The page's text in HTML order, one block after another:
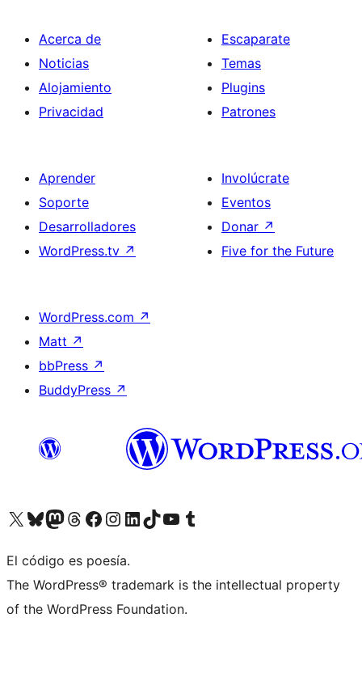
Acerca de
Noticias
Alojamiento
Privacidad
Escaparate
Temas
Plugins
Patrones
Aprender
Soporte
Desarrolladores
WordPress.tv ↗
Involúcrate
Eventos
Donar ↗
Five for the Future
WordPress.com ↗
Matt ↗
bbPress ↗
BuddyPress ↗
Visita nuestra cuenta de X (anteriormente Twitter)
Visita nuestra cuenta de Bluesky
Visita nuestra cuenta de Mastodon
Visita nuestra cuenta de Threads
Visita nuestra página de Facebook
Visita nuestra cuenta de Instagram
Visita nuestra cuenta de LinkedIn
Visita nuestra cuenta de TikTok
Visita nuestro canal de YouTube
Visita nuestra cuenta de Tumblr
El código es poesía.
The WordPress® trademark is the intellectual property
of the WordPress Foundation.